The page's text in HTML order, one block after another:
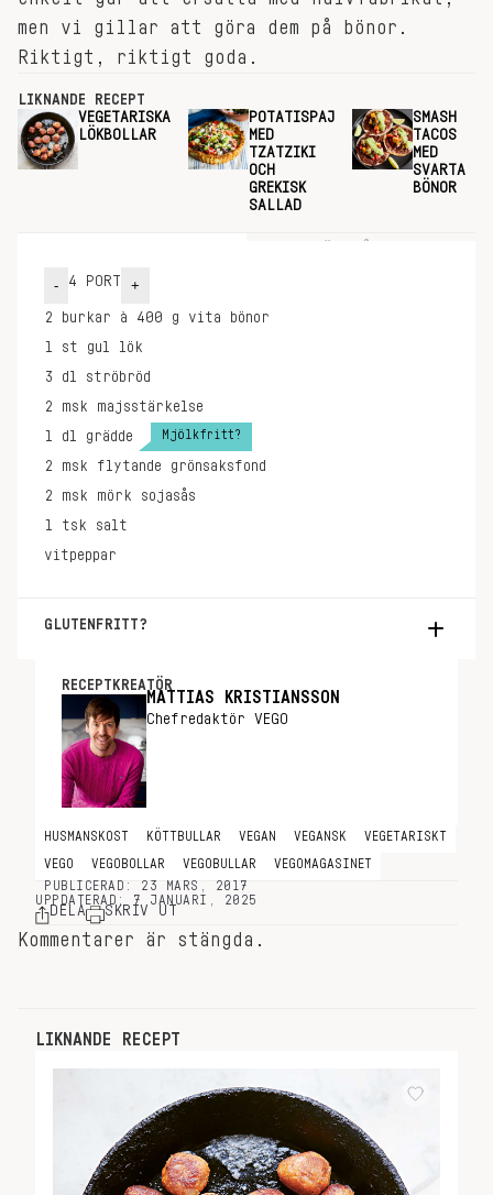
men vi gillar att göra dem på bönor.
Riktigt, riktigt goda.
LIKNANDE RECEPT
VEGETARISKA
LÖKBOLLAR
POTATISPAJ
MED
TZATZIKI
OCH
GREKISK
SALLAD
SMASH
TACOS
MED
SVARTA
BÖNOR
- 4 PORT +
2 burkar à 400 g
vita bönor
1 st
gul lök
3 dl
ströbröd
2 msk
majsstärkelse
1 dl grädde Mjölkfritt?
2 msk
flytande grönsaksfond
2 msk
mörk sojasås
1 tsk
salt
vitpeppar
GLUTENFRITT?
RECEPTKREATÖR
MATTIAS KRISTIANSSON
Chefredaktör VEGO
HUSMANSKOST KÖTTBULLAR VEGAN VEGANSK VEGETARISKT
VEGO VEGOBOLLAR VEGOBULLAR
VEGOMAGASINET
PUBLICERAD: 23 MARS, 2017
UPPDATERAD: 7 JANUARI, 2025
DELA SKRIV UT
Kommentarer är stängda.
LIKNANDE RECEPT